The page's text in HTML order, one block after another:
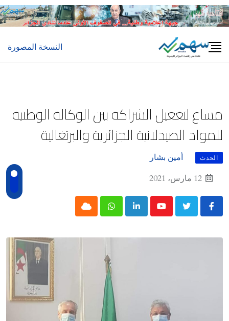
Skip
to
النسخة المصورة
مساع لتغعيل الشراكة بين الوكالة الوطنية
للمواد الصيدلانية الجزائرية والبرتغالية
الحدث
أمين بشار
12 مارس، 2021
Youtube
LinkedIn
Whatsapp
Cloud